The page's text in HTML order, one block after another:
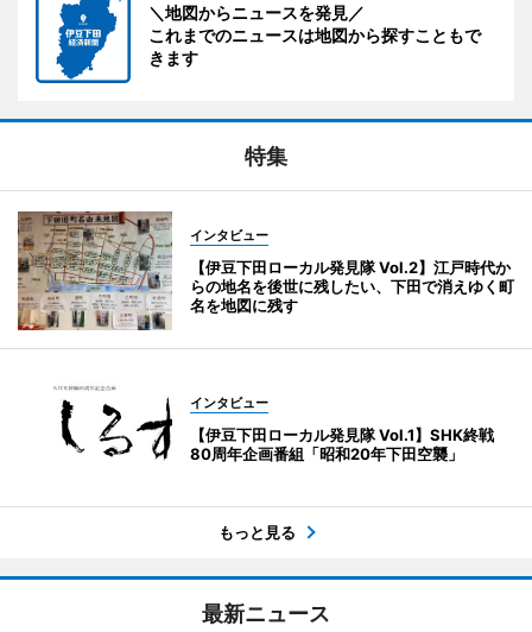
＼地図からニュースを発見／
これまでのニュースは地図から探すこともで
きます
特集
インタビュー
【伊豆下田ローカル発見隊 Vol.2】江戸時代か
らの地名を後世に残したい、下田で消えゆく町
名を地図に残す
インタビュー
【伊豆下田ローカル発見隊 Vol.1】SHK終戦
80周年企画番組「昭和20年下田空襲」
もっと見る
最新ニュース